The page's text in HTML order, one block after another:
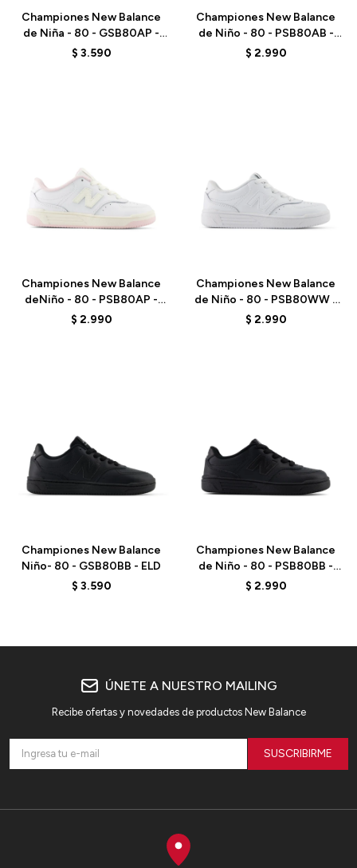
Championes New Balance
de Niña - 80 - GSB80AP -
SEA SALT
$ 3.590
Championes New Balance
de Niño - 80 - PSB80AB -
ELD
$ 2.990
Championes New Balance
deNiño - 80 - PSB80AP -
ELD
$ 2.990
Championes New Balance
de Niño - 80 - PSB80WW -
ELD
$ 2.990
Championes New Balance
Niño- 80 - GSB80BB - ELD
$ 3.590
Championes New Balance
de Niño - 80 - PSB80BB -
ELD
$ 2.990
ÚNETE A NUESTRO MAILING
Recibe ofertas y novedades de productos New Balance
SUSCRIBIRME